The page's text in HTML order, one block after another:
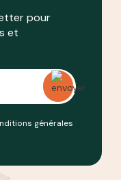
pour
et
générales